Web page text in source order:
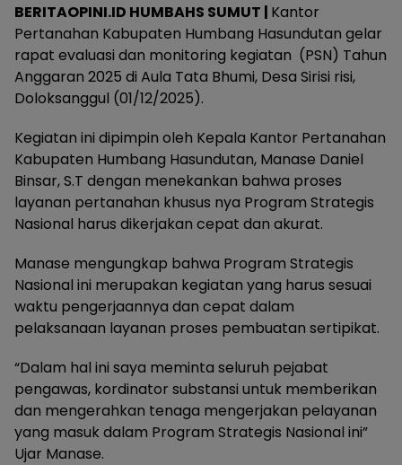
BERITAOPINI.ID HUMBAHS SUMUT | Kantor
Pertanahan Kabupaten Humbang Hasundutan gelar
rapat evaluasi dan monitoring kegiatan (PSN) Tahun
Anggaran 2025 di Aula Tata Bhumi, Desa Sirisi risi,
Doloksanggul (01/12/2025).
Kegiatan ini dipimpin oleh Kepala Kantor Pertanahan
Kabupaten Humbang Hasundutan, Manase Daniel
Binsar, S.T dengan menekankan bahwa proses
layanan pertanahan khusus nya Program Strategis
Nasional harus dikerjakan cepat dan akurat.
Manase mengungkap bahwa Program Strategis
Nasional ini merupakan kegiatan yang harus sesuai
waktu pengerjaannya dan cepat dalam
pelaksanaan layanan proses pembuatan sertipikat.
“Dalam hal ini saya meminta seluruh pejabat
pengawas, kordinator substansi untuk memberikan
dan mengerahkan tenaga mengerjakan pelayanan
yang masuk dalam Program Strategis Nasional ini”
Ujar Manase.